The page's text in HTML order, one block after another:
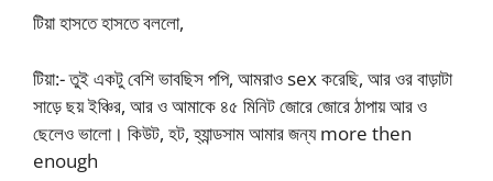
টিয়া হাসতে হাসতে বললো,
টিয়া:- তুই একটু বেশি ভাবছিস পপি, আমরাও sex করেছি, আর ওর বাড়াটা
সাড়ে ছয় ইঞ্চির, আর ও আমাকে ৪৫ মিনিট জোরে জোরে ঠাপায় আর ও
ছেলেও ভালো। কিউট, হট, হ্যান্ডসাম আমার জন্য more then
enough